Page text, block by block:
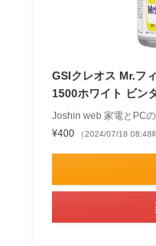
GSIクレオス Mr.フ
1500ホワイト ビン
Joshin web 家電とPC
¥400
（2024/07/18 08:48